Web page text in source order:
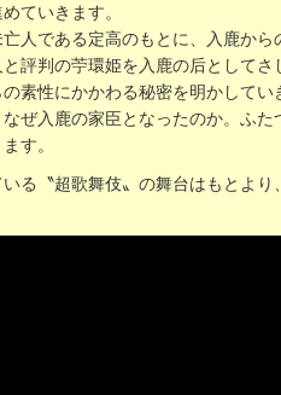
ていきます。
人である定高のもとに、入鹿から
評判の苧環姫を入鹿の后として
の素性にかかわる秘密を明かして
ぜ入鹿の家臣となったのか。ふ
す。
る〝超歌舞伎〟の舞台はもとよ